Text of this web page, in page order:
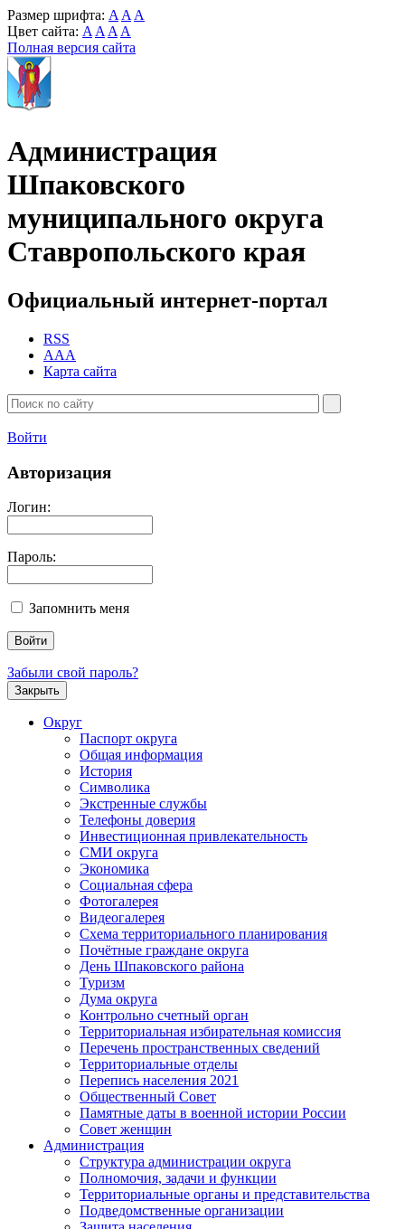
Размер шрифта: A A A
Цвет сайта: A A A A
Полная версия сайта
Администрация
Шпаковского
муниципального округа
Ставропольского края
Официальный интернет-портал
RSS
AAA
Карта сайта
Войти
Авторизация
Логин:
Пароль:
Запомнить меня
Забыли свой пароль?
Закрыть
Округ
Паспорт округа
Общая информация
История
Символика
Экстренные службы
Телефоны доверия
Инвестиционная привлекательность
СМИ округа
Экономика
Социальная сфера
Фотогалерея
Видеогалерея
Схема территориального планирования
Почётные граждане округа
День Шпаковского района
Туризм
Дума округа
Контрольно счетный орган
Территориальная избирательная комиссия
Перечень пространственных сведений
Территориальные отделы
Перепись населения 2021
Общественный Совет
Памятные даты в военной истории России
Совет женщин
Администрация
Структура администрации округа
Полномочия, задачи и функции
Территориальные органы и представительства
Подведомственные организации